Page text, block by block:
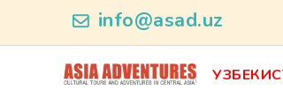
info@asad.uz